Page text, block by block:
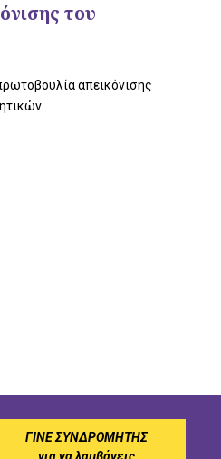
του
απεικόνισης
ΓΙΝΕ ΣΥΝΔΡΟΜΗΤΗΣ